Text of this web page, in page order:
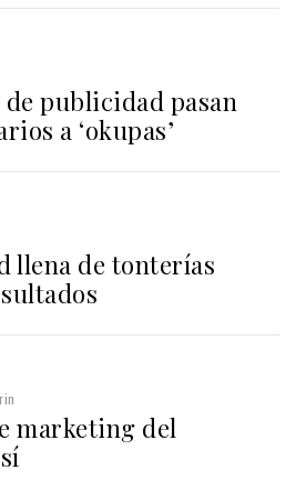
de publicidad pasan
a ‘okupas’
llena de tonterías
marketing del